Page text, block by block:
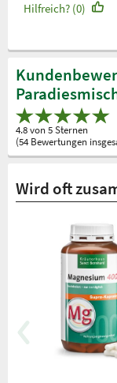
Hilfreich? (0)
4.8 von 5 Sternen
(54 Bewertungen
Wird oft